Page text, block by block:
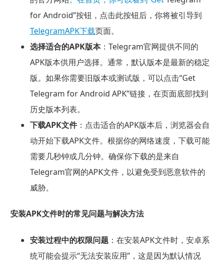
for Android”按钮，点击此按钮后，你将被引导到
TelegramAPK下载页面。
选择适合的APK版本：Telegram官网提供不同的
APK版本供用户选择。通常，默认版本是最新的稳定
版。如果你需要旧版本或测试版，可以点击“Get
Telegram for Android APK”链接，在页面底部找到
历史版本列表。
下载APK文件：点击适合的APK版本后，浏览器会自
动开始下载APK文件。根据你的网络速度，下载可能
需要几秒钟或几分钟。确保你下载的是来自
Telegram官网的APK文件，以避免受到恶意软件的
威胁。
安装APK文件时的常见问题与解决方法
安装过程中的权限问题：在安装APK文件时，安卓系
统可能会提示“无法安装应用”，这是因为默认情况